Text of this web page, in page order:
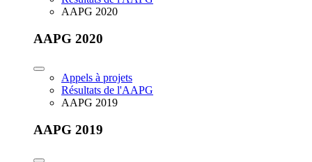
AAPG 2020
AAPG 2020
Appels à projets
Résultats de l'AAPG
AAPG 2019
AAPG 2019